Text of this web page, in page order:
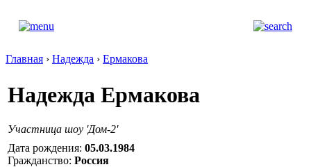
Главная › Надежда › Ермакова
Надежда Ермакова
Участница шоу 'Дом-2'
Дата рождения: 05.03.1984
Гражданство: Россия